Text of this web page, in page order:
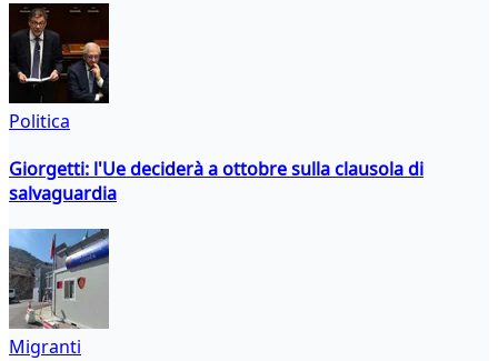
Politica
Giorgetti: l'Ue deciderà a ottobre sulla clausola di
salvaguardia
Migranti